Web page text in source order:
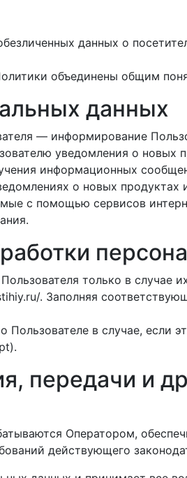
данных о
объединены общим
данных
— информирование
уведомления о новых
информационных
о новых продуктах
с помощью сервисов
только в случае
. Заполняя
Пользователе в случае, если
передачи и
Оператором,
действующего